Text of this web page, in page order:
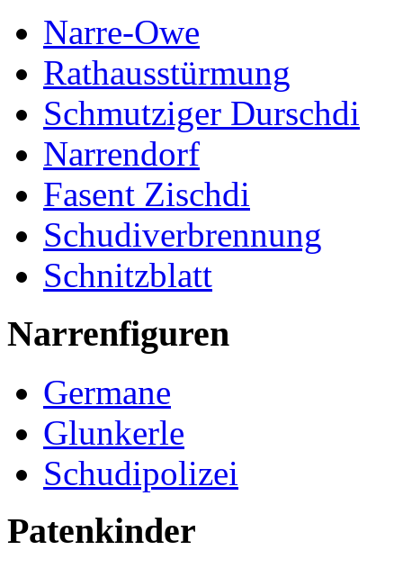
Narre-Owe
Rathausstürmung
Schmutziger Durschdi
Narrendorf
Fasent Zischdi
Schudiverbrennung
Schnitzblatt
Narrenfiguren
Germane
Glunkerle
Schudipolizei
Patenkinder